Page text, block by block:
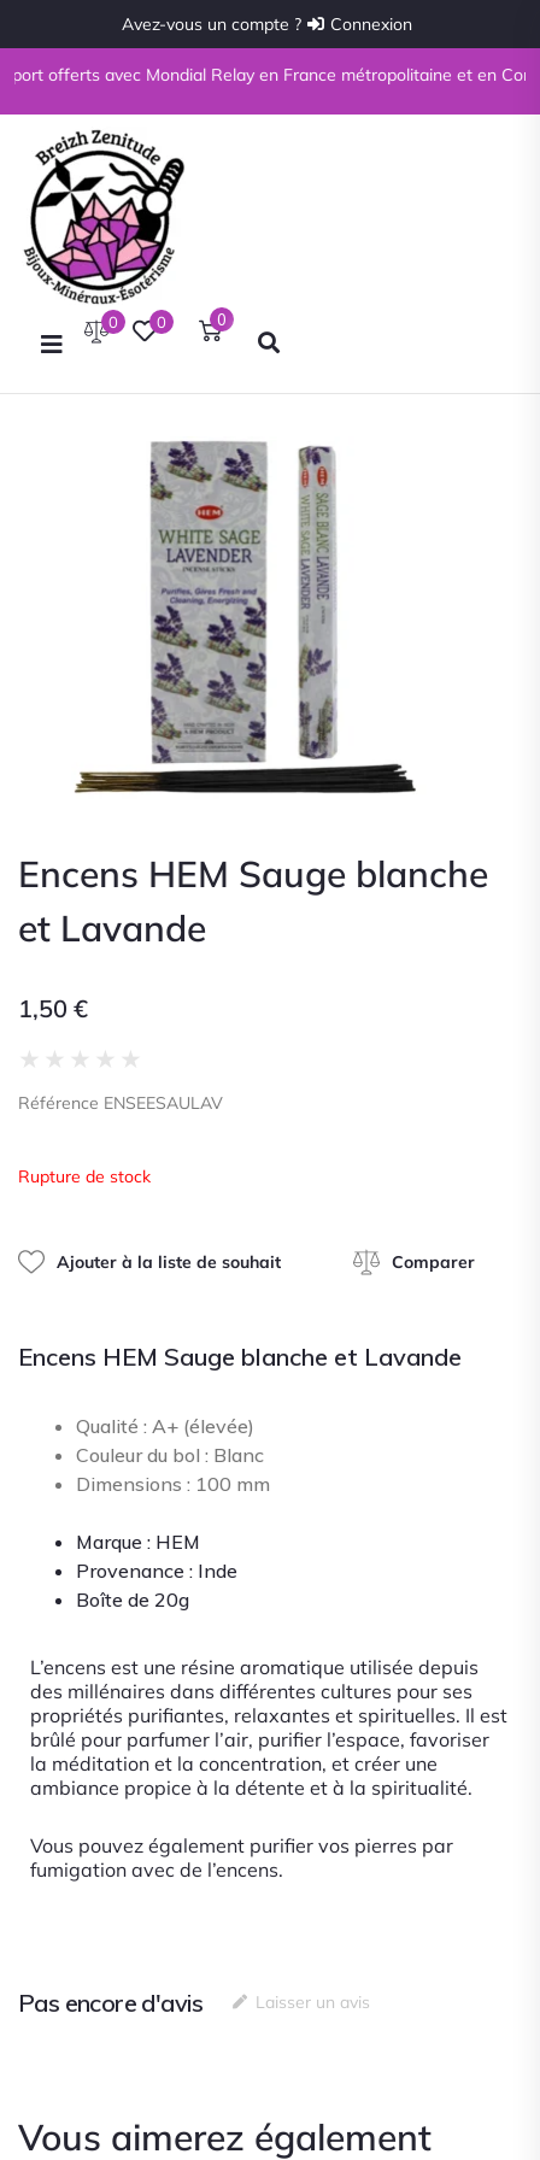
Avez-vous un compte ? Connexion
offerts avec Mondial Relay en France métropolitaine et en Corse
0 0 0
Encens HEM Sauge blanche
et Lavande
1,50 €
★ ★ ★ ★ ★
sur
Référence ENSEESAULAV
Rupture de stock
Ajouter à la liste de souhait Comparer
Encens HEM Sauge blanche et Lavande
Qualité : A+ (élevée)
Couleur du bol : Blanc
Dimensions : 100 mm
Marque : HEM
Provenance : Inde
Boîte de 20g
L’encens est une résine aromatique utilisée depuis
des millénaires dans différentes cultures pour ses
propriétés purifiantes, relaxantes et spirituelles. Il est
brûlé pour parfumer l’air, purifier l’espace, favoriser
la méditation et la concentration, et créer une
ambiance propice à la détente et à la spiritualité.
Vous pouvez également purifier vos pierres par
fumigation avec de l’encens.
Pas encore d'avis Laisser un avis
Vous aimerez également